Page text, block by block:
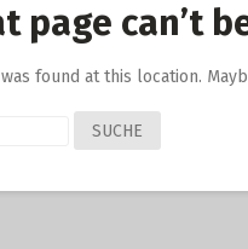
page can’t
found at this location.